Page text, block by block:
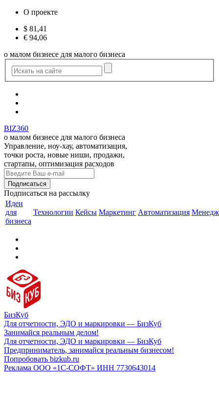
О проекте
$ 81,41
€ 94,06
о малом бизнесе для малого бизнеса
BIZ360
о малом бизнесе для малого бизнеса
Управление, ноу-хау, автоматизация,
точки роста, новые ниши, продажи,
стартапы, оптимизация расходов
Подписаться на рассылку
Идеи
для
бизнеса
Технологии Кейсы Маркетинг Автоматизация
БизКуб
Для отчетности, ЭДО и маркировки — БизКуб
Занимайся реальным делом!
Для отчетности, ЭДО и маркировки — БизКуб
Предприниматель, занимайся реальным бизнесом!
Попробовать bizkub.ru
Реклама ООО «1С-СОФТ» ИНН 7730643014